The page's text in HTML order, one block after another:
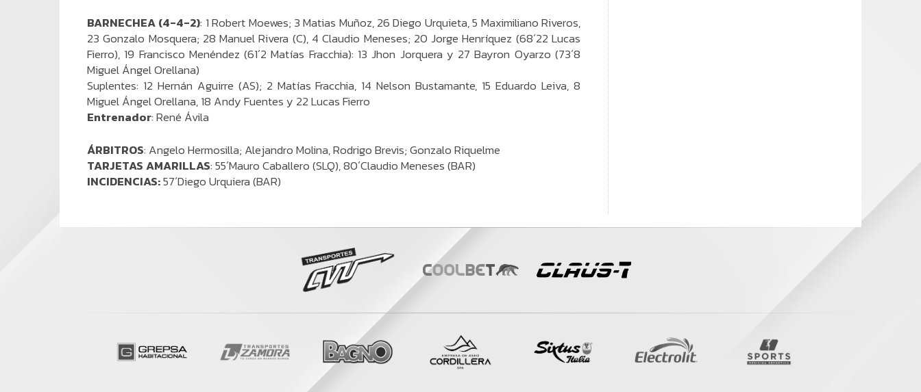
BARNECHEA (4-4-2): 1 Robert Moewes; 3 Matias Muñoz, 26 Diego Urquieta, 5 Maximiliano Riveros,
23 Gonzalo Mosquera; 28 Manuel Rivera (C), 4 Claudio Meneses; 20 Jorge Henríquez (68´22 Lucas
Fierro), 19 Francisco Menéndez (61´2 Matías Fracchia): 13 Jhon Jorquera y 27 Bayron Oyarzo (73´8
Miguel Ángel Orellana)
Suplentes: 12 Hernán Aguirre (AS); 2 Matías Fracchia, 14 Nelson Bustamante, 15 Eduardo Leiva, 8
Miguel Ángel Orellana, 18 Andy Fuentes y 22 Lucas Fierro
Entrenador: René Ávila
ÁRBITROS: Angelo Hermosilla; Alejandro Molina, Rodrigo Brevis; Gonzalo Riquelme
TARJETAS AMARILLAS: 55´Mauro Caballero (SLQ), 80´Claudio Meneses (BAR)
INCIDENCIAS:57´Diego Urquiera (BAR)